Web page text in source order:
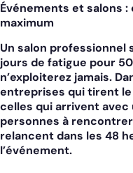
Événements et salons
maximum
Un salon professionnel
jours de fatigue pour
n’exploiterez jamais.
entreprises qui tirent
celles qui arrivent avec
personnes à
relancent dans les 48
l’événement.